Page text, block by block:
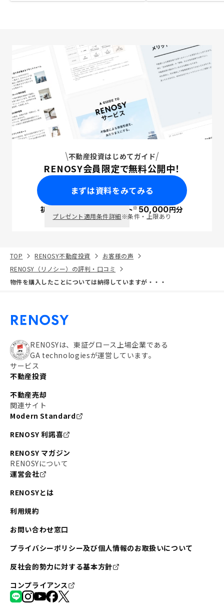
不動産投資はじめてガイド
RENOSY会員限定で無料公開中！
まずは資料をみてみる
初回面談で ポイント※50,000円分
プレゼント適用条件詳細※条件・上限あり
TOP RENOSY不動産投資
お客様の声
RENOSY（リノシー）の評判・口コミ
物件を購入したことについては納得していますが・・・
RENOSYは、東証グロース上場企業である
GA technologiesが運営しています。
サービス
不動産投資
不動産売却
関連サイト
Modern Standard
RENOSY 利諾喜
RENOSY マガジン
RENOSYについて
運営会社
RENOSYとは
利用規約
お問い合わせ窓口
プライバシーポリシー及び個人情報のお取扱いについて
反社会的勢力に対する基本方針
コンプライアンス